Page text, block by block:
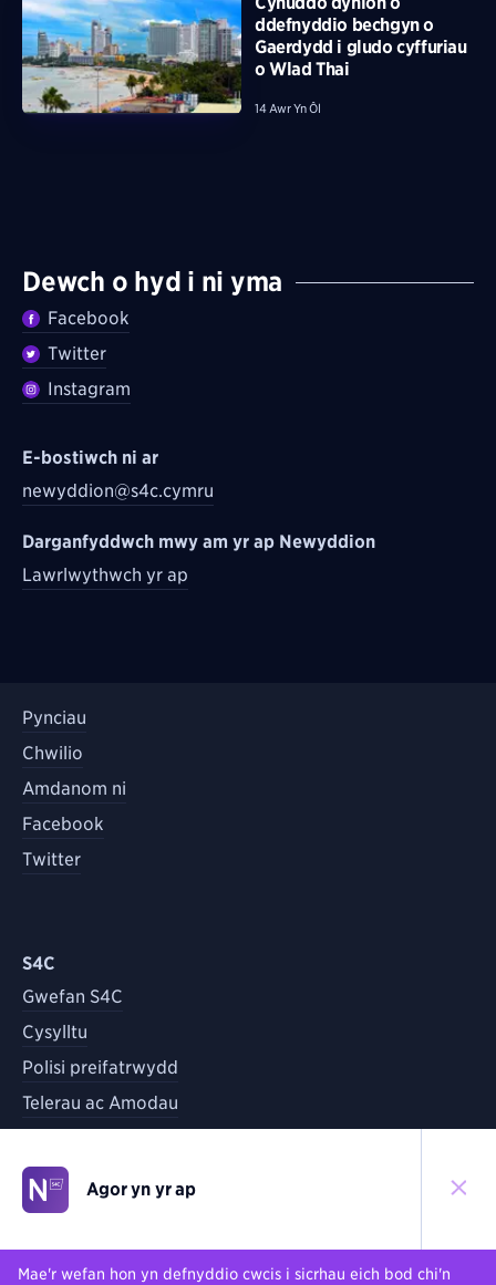
ddefnyddio bechgyn o
Gaerdydd i gludo cyffuriau
o Wlad Thai
14 Awr Yn Ôl
Dewch o hyd i ni yma
Facebook
Twitter
Instagram
E-bostiwch ni ar
newyddion@s4c.cymru
Darganfyddwch mwy am yr ap Newyddion
Lawrlwythwch yr ap
Pynciau
Chwilio
Amdanom ni
Facebook
Twitter
S4C
Gwefan S4C
Cysylltu
Polisi preifatrwydd
Telerau ac Amodau
Yn ôl i'r brig
Mae'r wefan hon yn defnyddio cwcis i sicrhau eich bod chi'n
Agor yn yr ap